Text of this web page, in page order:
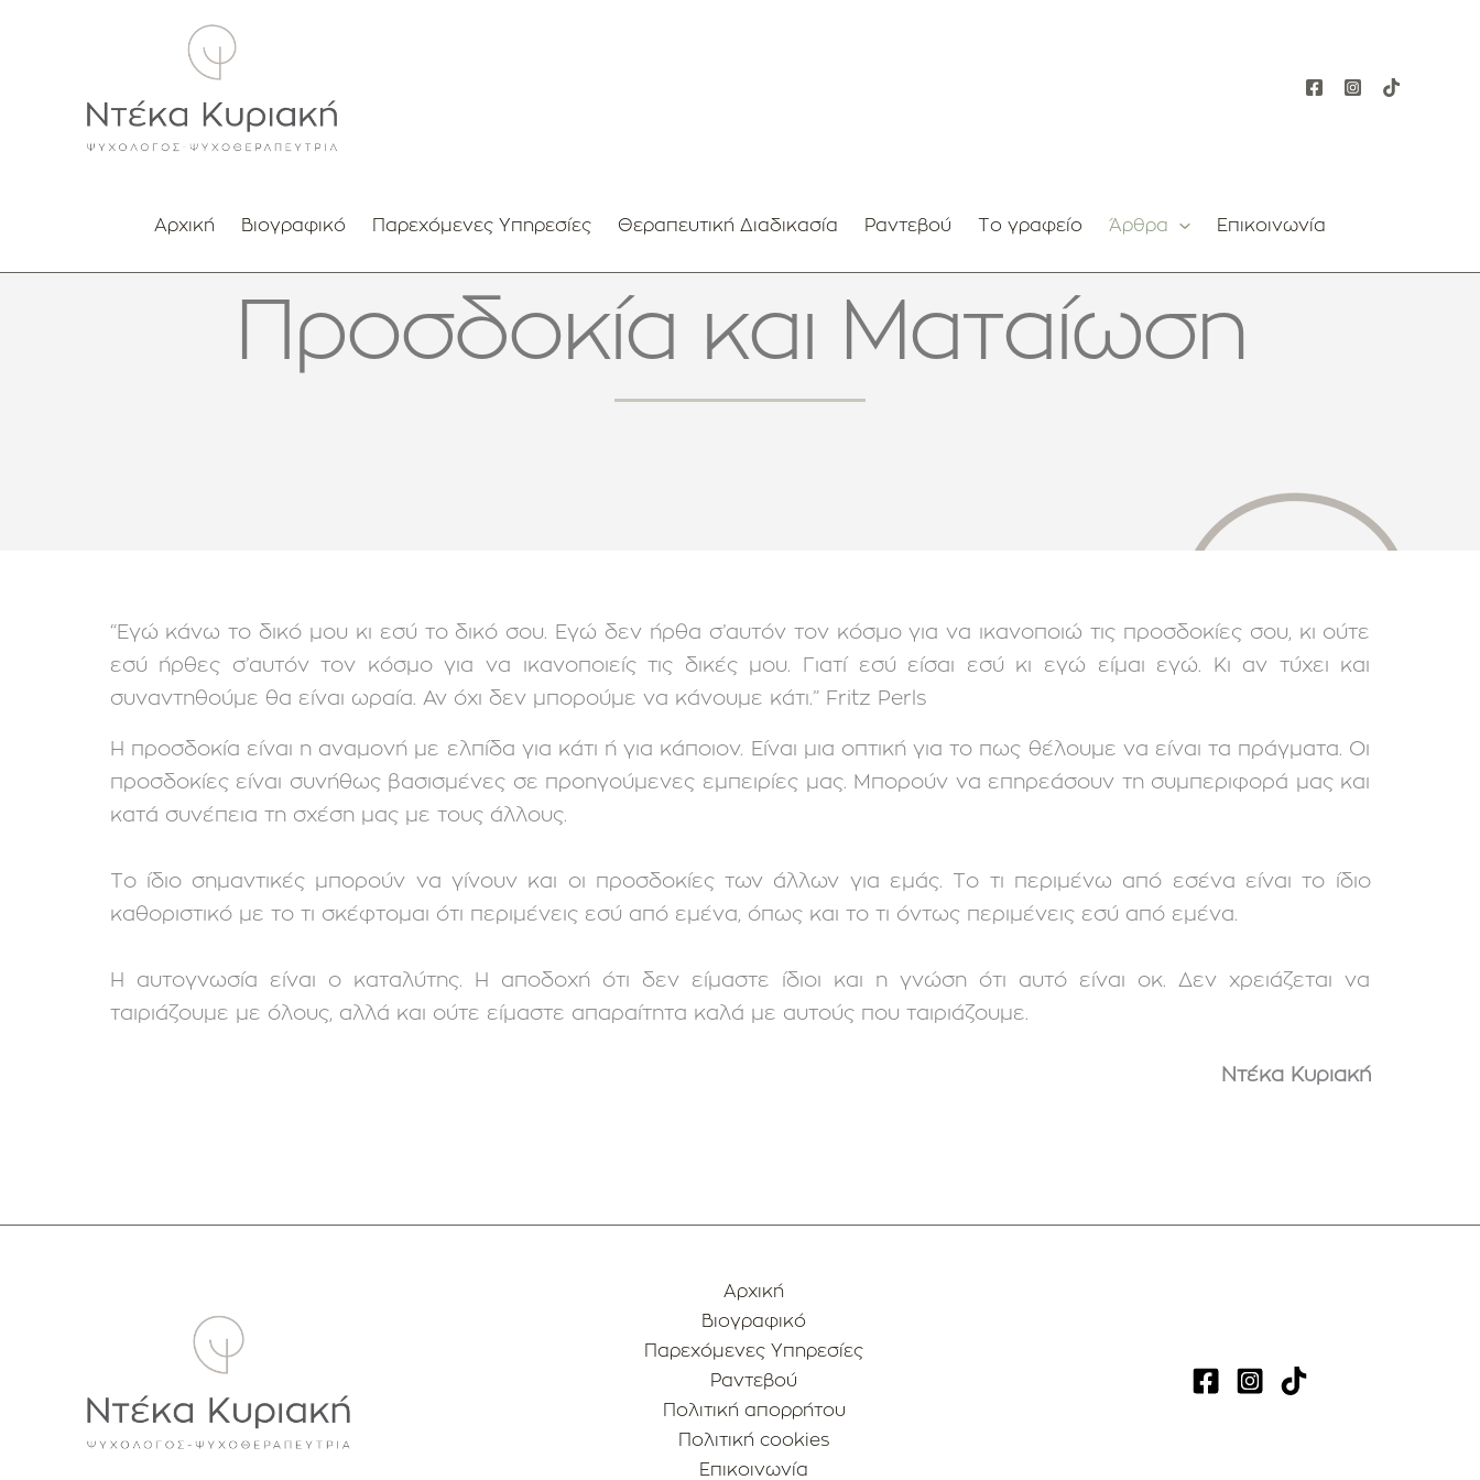
Αρχική Βιογραφικό Παρεχόμενες Υπηρεσίες Θεραπευτική Διαδικασία Ραντεβού Το γραφείο Άρθρα Επικοινωνία
Προσδοκία και Ματαίωση
“Εγώ κάνω το δικό μου κι εσύ το δικό σου. Εγώ δεν ήρθα σ’αυτόν τον κόσμο για να ικανοποιώ τις προσδοκίες σου, κι ούτε
εσύ ήρθες σ’αυτόν τον κόσμο για να ικανοποιείς τις δικές μου. Γιατί εσύ είσαι εσύ κι εγώ είμαι εγώ. Κι αν τύχει και
συναντηθούμε θα είναι ωραία. Αν όχι δεν μπορούμε να κάνουμε κάτι.” Fritz Perls
Η προσδοκία είναι η αναμονή με ελπίδα για κάτι ή για κάποιον. Είναι μια οπτική για το πως θέλουμε να είναι τα πράγματα. Οι
προσδοκίες είναι συνήθως βασισμένες σε προηγούμενες εμπειρίες μας. Μπορούν να επηρεάσουν τη συμπεριφορά μας και
κατά συνέπεια τη σχέση μας με τους άλλους.
Το ίδιο σημαντικές μπορούν να γίνουν και οι προσδοκίες των άλλων για εμάς. Το τι περιμένω από εσένα είναι το ίδιο
καθοριστικό με το τι σκέφτομαι ότι περιμένεις εσύ από εμένα, όπως και το τι όντως περιμένεις εσύ από εμένα.
Η αυτογνωσία είναι ο καταλύτης. Η αποδοχή ότι δεν είμαστε ίδιοι και η γνώση ότι αυτό είναι οκ. Δεν χρειάζεται να
ταιριάζουμε με όλους, αλλά και ούτε είμαστε απαραίτητα καλά με αυτούς που ταιριάζουμε.
Ντέκα Κυριακή
Αρχική
Βιογραφικό
Παρεχόμενες Υπηρεσίες
Ραντεβού
Πολιτική απορρήτου
Πολιτική cookies
Επικοινωνία